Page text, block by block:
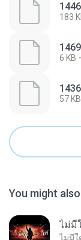
183
6 KB
57 KB
You might